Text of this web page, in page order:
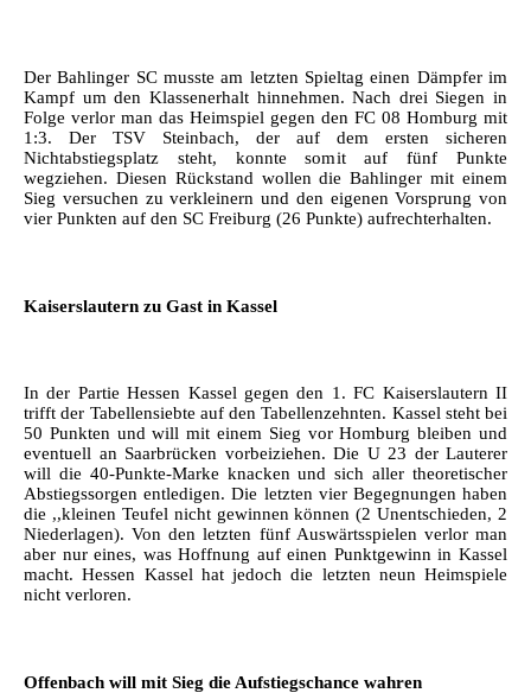
Der Bahlinger SC musste am letzten Spieltag einen Dämpfer im
Kampf um den Klassenerhalt hinnehmen. Nach drei Siegen in
Folge verlor man das Heimspiel gegen den FC 08 Homburg mit
1:3. Der TSV Steinbach, der auf dem ersten sicheren
Nichtabstiegsplatz steht, konnte somit auf fünf Punkte
wegziehen. Diesen Rückstand wollen die Bahlinger mit einem
Sieg versuchen zu verkleinern und den eigenen Vorsprung von
vier Punkten auf den SC Freiburg (26 Punkte) aufrechterhalten.
Kaiserslautern zu Gast in Kassel
In der Partie Hessen Kassel gegen den 1. FC Kaiserslautern II
trifft der Tabellensiebte auf den Tabellenzehnten. Kassel steht bei
50 Punkten und will mit einem Sieg vor Homburg bleiben und
eventuell an Saarbrücken vorbeiziehen. Die U 23 der Lauterer
will die 40-Punkte-Marke knacken und sich aller theoretischer
Abstiegssorgen entledigen. Die letzten vier Begegnungen haben
die ,,kleinen Teufel nicht gewinnen können (2 Unentschieden, 2
Niederlagen). Von den letzten fünf Auswärtsspielen verlor man
aber nur eines, was Hoffnung auf einen Punktgewinn in Kassel
macht. Hessen Kassel hat jedoch die letzten neun Heimspiele
nicht verloren.
Offenbach will mit Sieg die Aufstiegschance wahren